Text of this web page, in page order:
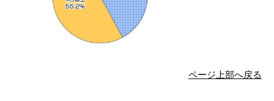
ページ上部へ戻る